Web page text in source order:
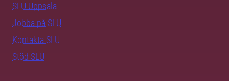
SLU Uppsala
Jobba på SLU
Kontakta SLU
Stöd SLU